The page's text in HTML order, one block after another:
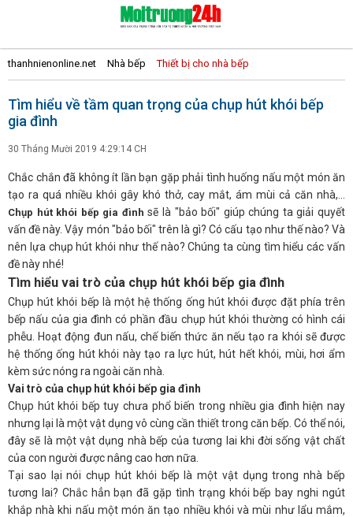
thanhnienonline.net Nhà bếp Thiết bị cho nhà bếp
Tìm hiểu về tầm quan trọng của chụp hút khói bếp
gia đình
30 Tháng Mười 2019 4:29:14 CH
Chắc chắn đã không ít lần bạn gặp phải tình huống nấu một món ăn
tạo ra quá nhiều khói gây khó thở, cay mắt, ám mùi cả căn nhà,...
Chụp hút khói bếp gia đình sẽ là "bảo bối" giúp chúng ta giải quyết
vấn đề này. Vậy món "bảo bối" trên là gì? Có cấu tạo như thế nào? Và
nên lựa chụp hút khói như thế nào? Chúng ta cùng tìm hiểu các vấn
đề này nhé!
Tìm hiểu vai trò của chụp hút khói bếp gia đình
Chụp hút khói bếp là một hệ thống ống hút khói được đặt phía trên
bếp nấu của gia đình có phần đầu chụp hút khói thường có hình cái
phễu. Hoạt động đun nấu, chế biến thức ăn nếu tạo ra khói sẽ được
hệ thống ống hút khói này tạo ra lực hút, hút hết khói, mùi, hơi ẩm
kèm sức nóng ra ngoài căn nhà.
Vai trò của chụp hút khói bếp gia đình
Chụp hút khói bếp tuy chưa phổ biến trong nhiều gia đình hiện nay
nhưng lại là một vật dụng vô cùng cần thiết trong căn bếp. Có thể nói,
đây sẽ là một vật dụng nhà bếp của tương lai khi đời sống vật chất
của con người được nâng cao hơn nữa.
Tại sao lại nói chụp hút khói bếp là một vật dụng trong nhà bếp
tương lai? Chắc hẳn bạn đã gặp tình trạng khói bếp bay nghi ngút
khắp nhà khi nấu một món ăn tạo nhiều khói và mùi như lẩu mắm,